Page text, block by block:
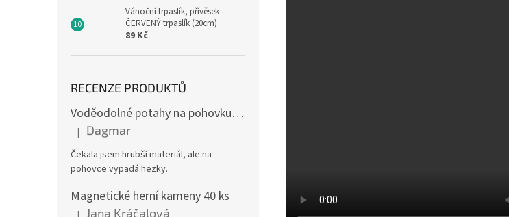
Vánoční trpaslík, přívěsek
ČERVENÝ trpaslík (20cm)
89 Kč
RECENZE PRODUKTŮ
Voděodolné potahy na pohovku se vzorem
Hodnocení produktu je 4 z 5 hvězdiček.
| Dagmar
Čekala jsem hrubší materiál, ale na
pohovce vypadá hezky.
Magnetické herní kameny 40 ks
Jana Kráčalová